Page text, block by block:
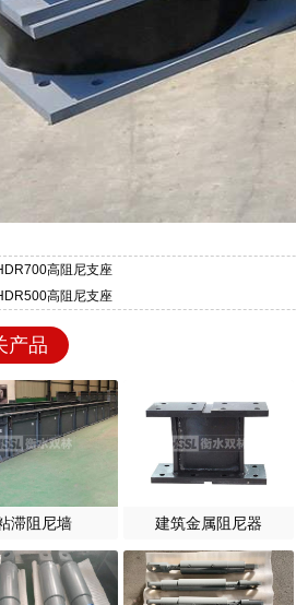
高阻尼支座
高阻尼支座
产品
滞阻尼墙 建筑金属阻尼器